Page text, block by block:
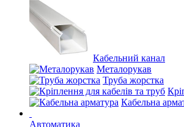
Кабельний канал
Металорукав
Труба жорстка
Кабельна
Автоматика